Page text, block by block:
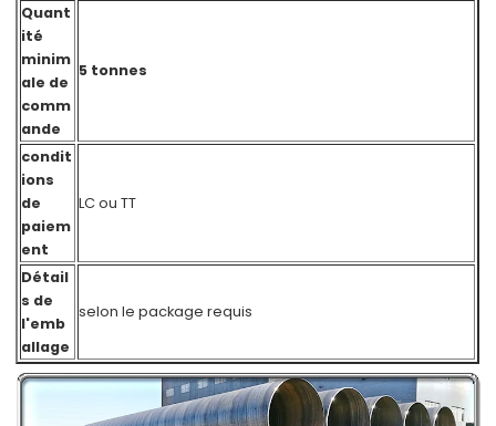
Quant
ité
minim
ale de
comm
ande
5 tonnes
condit
ions
de
paiem
ent
LC ou TT
Détail
s de
l'emb
allage
selon le package requis